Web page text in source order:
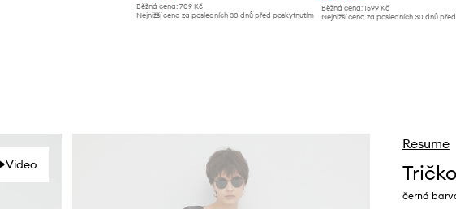
Běžná cena: 709 Kč
Nejnižší cena za posledních 30 dnů před poskytnutím
Běžná cena: 1599 Kč
Nejnižší cena za posledních 30 dnů
Video
Resume
černá